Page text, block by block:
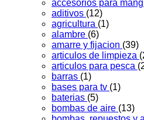
accesorios para
aditivos (12)
agricultura (1)
alambre (6)
amarre y fijacion (39)
articulos de limpieza
articulos para pesca
barras (1)
bases para tv (1)
baterias (5)
bombas de aire (13)